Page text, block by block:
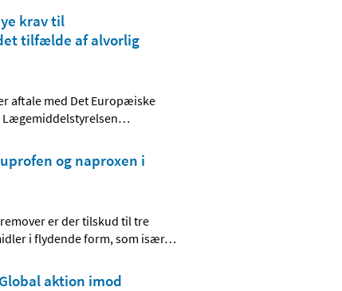
krav til
tilfælde af alvorlig
aftale med Det Europæiske
…
og naproxen i
er der tilskud til tre
i flydende form, som især…
aktion imod